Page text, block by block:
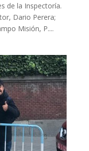
de la Inspectoría.
Dario Perera;
Misión, P....